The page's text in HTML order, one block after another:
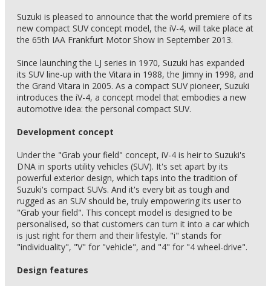
Suzuki is pleased to announce that the world premiere of its
new compact SUV concept model, the iV-4, will take place at
the 65th IAA Frankfurt Motor Show in September 2013.
Since launching the LJ series in 1970, Suzuki has expanded
its SUV line-up with the Vitara in 1988, the Jimny in 1998, and
the Grand Vitara in 2005. As a compact SUV pioneer, Suzuki
introduces the iV-4, a concept model that embodies a new
automotive idea: the personal compact SUV.
Development concept
Under the "Grab your field" concept, iV-4 is heir to Suzuki's
DNA in sports utility vehicles (SUV). It's set apart by its
powerful exterior design, which taps into the tradition of
Suzuki's compact SUVs. And it's every bit as tough and
rugged as an SUV should be, truly empowering its user to
"Grab your field". This concept model is designed to be
personalised, so that customers can turn it into a car which
is just right for them and their lifestyle. "i" stands for
"individuality", "V" for "vehicle", and "4" for "4 wheel-drive".
Design features